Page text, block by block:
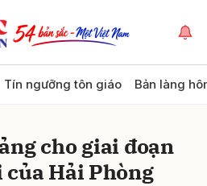
Tín ngưỡng tôn giáo Bản làng
cho giai đoạn
Hải Phòng